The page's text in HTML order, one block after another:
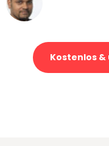
Kostenlos